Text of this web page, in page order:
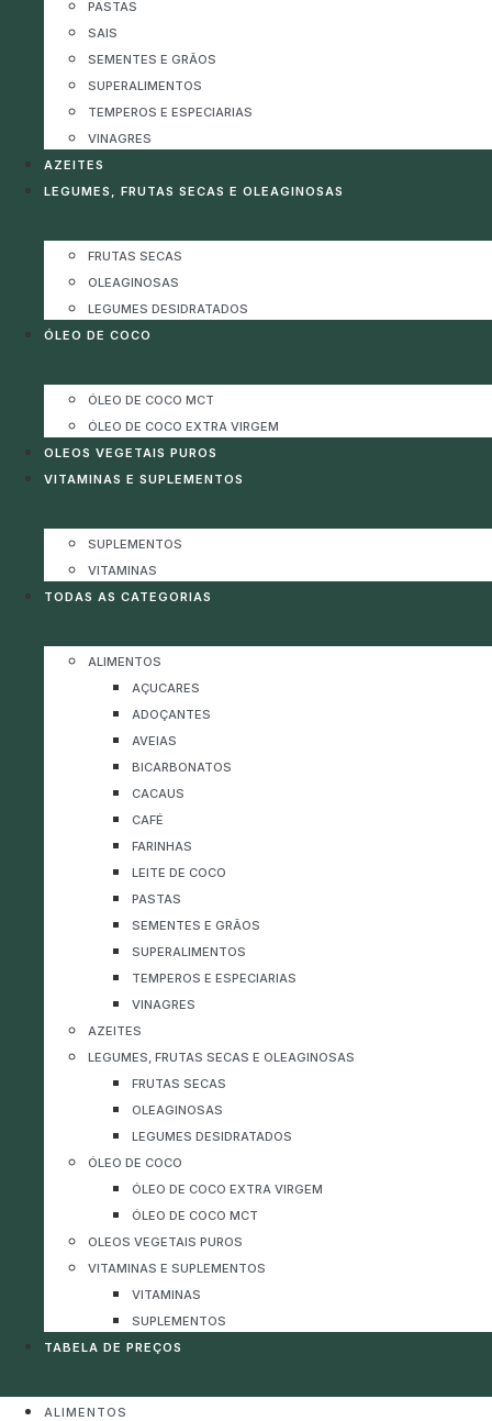
PASTAS
SAIS
SEMENTES E GRÃOS
SUPERALIMENTOS
TEMPEROS E ESPECIARIAS
VINAGRES
AZEITES
LEGUMES, FRUTAS SECAS E OLEAGINOSAS
FRUTAS SECAS
OLEAGINOSAS
LEGUMES DESIDRATADOS
ÓLEO DE COCO
ÓLEO DE COCO MCT
ÓLEO DE COCO EXTRA VIRGEM
OLEOS VEGETAIS PUROS
VITAMINAS E SUPLEMENTOS
SUPLEMENTOS
VITAMINAS
TODAS AS CATEGORIAS
ALIMENTOS
AÇUCARES
ADOÇANTES
AVEIAS
BICARBONATOS
CACAUS
CAFÉ
FARINHAS
LEITE DE COCO
PASTAS
SEMENTES E GRÃOS
SUPERALIMENTOS
TEMPEROS E ESPECIARIAS
VINAGRES
AZEITES
LEGUMES, FRUTAS SECAS E OLEAGINOSAS
FRUTAS SECAS
OLEAGINOSAS
LEGUMES DESIDRATADOS
ÓLEO DE COCO
ÓLEO DE COCO EXTRA VIRGEM
ÓLEO DE COCO MCT
OLEOS VEGETAIS PUROS
VITAMINAS E SUPLEMENTOS
VITAMINAS
SUPLEMENTOS
TABELA DE PREÇOS
ALIMENTOS